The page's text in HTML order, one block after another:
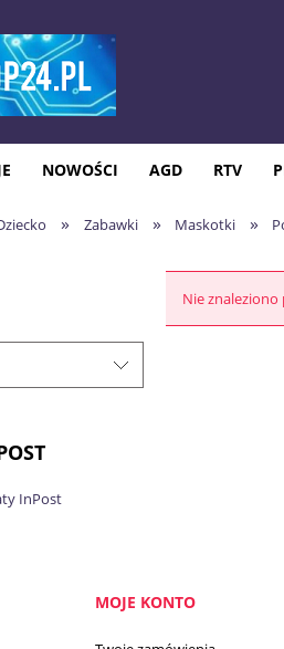
NOWOŚCI AGD RTV
» Zabawki » Maskotki »
Nie
MOJE KONTO